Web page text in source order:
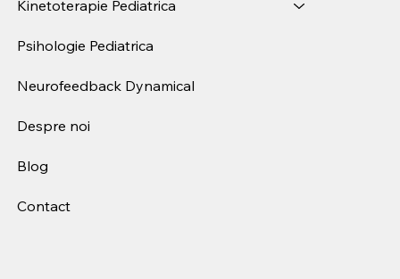
Kinetoterapie Pediatrica
Psihologie Pediatrica
Neurofeedback Dynamical
Despre noi
Blog
Contact